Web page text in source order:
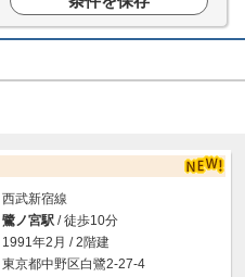
西武新宿線
鷺ノ宮駅 / 徒歩10分
1991年2月 / 2階建
東京都中野区白鷺2-27-4